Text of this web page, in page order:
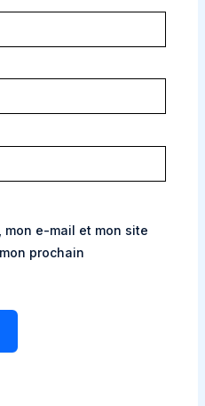
mon e-mail et mon site
prochain